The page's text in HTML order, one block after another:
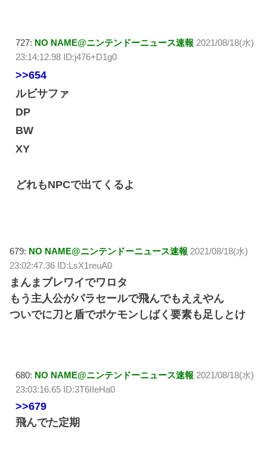
727: NO NAME@ニンテンドーニュース速報 2021/08/18(水)
23:14:12.98 ID:j476+D1g0
>>654
ルビサファ
DP
BW
XY
どれもNPCで出てくるよ
679: NO NAME@ニンテンドーニュース速報 2021/08/18(水)
23:02:47.36 ID:LsX1reuA0
まんまブレワイでワロタ
もう主人公がパラセールで飛んでもええやん
ついでに刀と盾でポケモンしばく要素も足しとけ
680: NO NAME@ニンテンドーニュース速報 2021/08/18(水)
23:03:16.65 ID:3T6IIeHa0
>>679
飛んでた定期